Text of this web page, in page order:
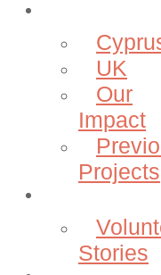
UK
Our
Impact
Projects
Stories